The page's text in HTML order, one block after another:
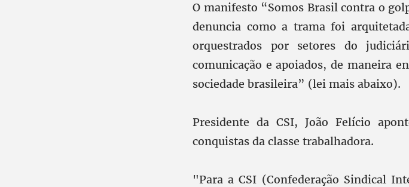
O manifesto “Somos Brasil contra o
denuncia como a trama foi
orquestrados por setores do
comunicação e apoiados, de maneira
sociedade brasileira” (lei mais abaixo).
Presidente da CSI, João Felício
conquistas da classe trabalhadora.
"Para a CSI (Confederação Sindical